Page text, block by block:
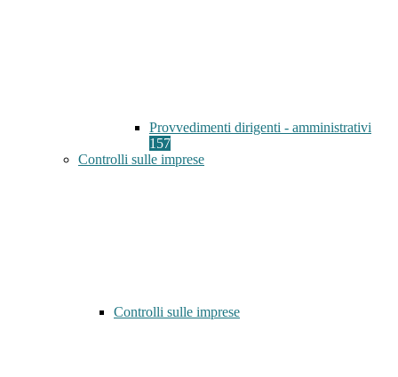
Provvedimenti dirigenti - amministrativi
157
Controlli sulle imprese
Controlli sulle imprese